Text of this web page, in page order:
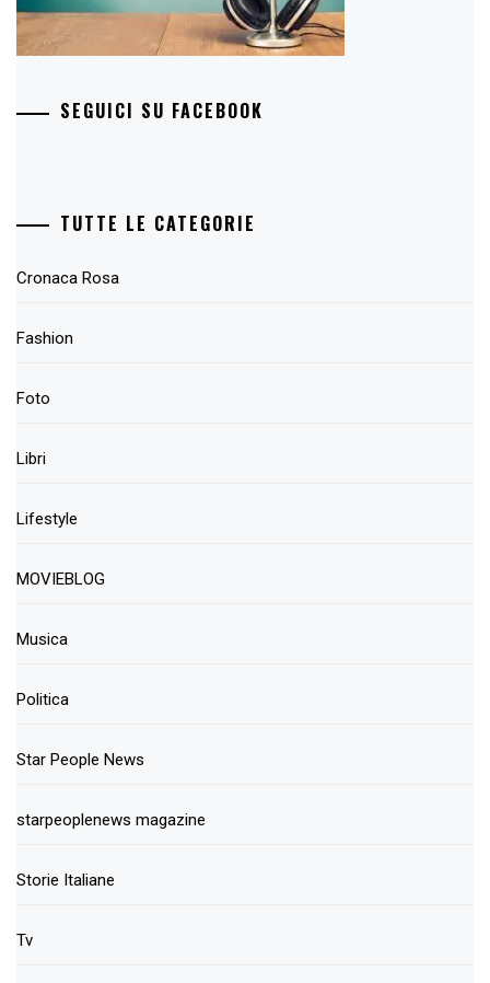
SEGUICI SU FACEBOOK
TUTTE LE CATEGORIE
Cronaca Rosa
Fashion
Foto
Libri
Lifestyle
MOVIEBLOG
Musica
Politica
Star People News
starpeoplenews magazine
Storie Italiane
Tv